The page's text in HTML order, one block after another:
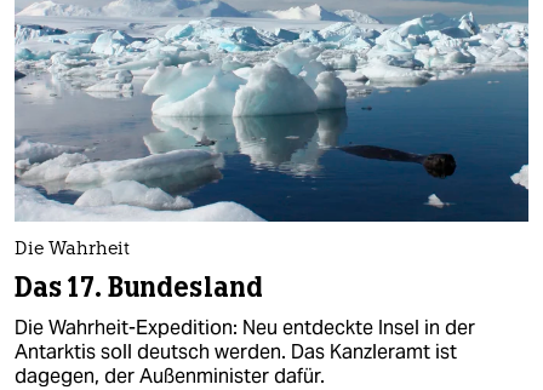
Die Wahrheit
Das 17. Bundesland
Die Wahrheit-Expedition: Neu entdeckte Insel in der
Antarktis soll deutsch werden. Das Kanzleramt ist
dagegen, der Außenminister dafür.